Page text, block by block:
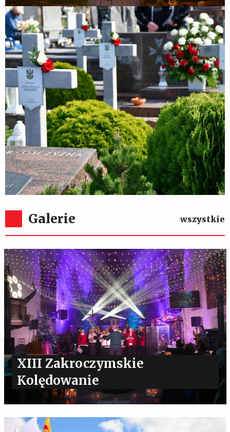
85. rocznica Obrony Zakroczymia
Galerie wszystkie
XIII Zakroczymskie
Kolędowanie